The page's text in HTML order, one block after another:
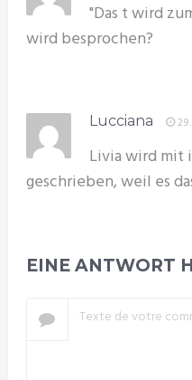
"Das t wird
wird besprochen?
Lucciana
Livia wird mit
geschrieben, weil es
EINE ANTWORT